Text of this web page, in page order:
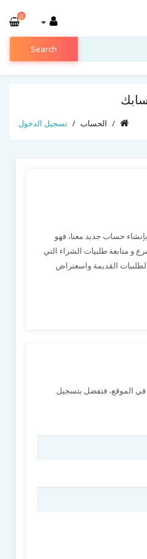
0
Search
الحساب تسجيل الدخول
حساب جديد معنا، فهو
و متابعة طلبيات الشراء التي
القديمة واسعتراض
الموقع، فتفضل بتسجيل